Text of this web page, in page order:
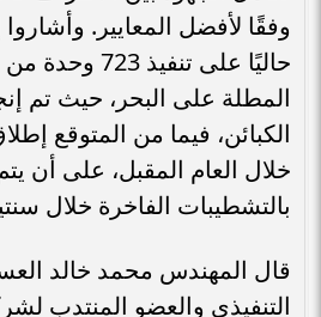
وفقًا لأفضل المعايير.
حاليًا على تنفيذ
خلال العام المقبل، على أن
بالتشطيبات الفاخرة خلال
قال المهندس محمد خالد
التنفيذي والعضو المنتدب